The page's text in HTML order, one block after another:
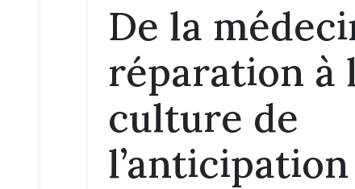
De la
réparation à
culture de
l’anticipation